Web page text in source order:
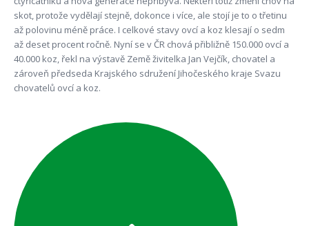
skot, protože vydělají stejně, dokonce i více, ale stojí je to o třetinu
až polovinu méně práce. I celkové stavy ovcí a koz klesají o sedm
až deset procent ročně. Nyní se v ČR chová přibližně 150.000 ovcí a
40.000 koz, řekl na výstavě Země živitelka Jan Vejčík, chovatel a
zároveň předseda Krajského sdružení Jihočeského kraje Svazu
chovatelů ovcí a koz.